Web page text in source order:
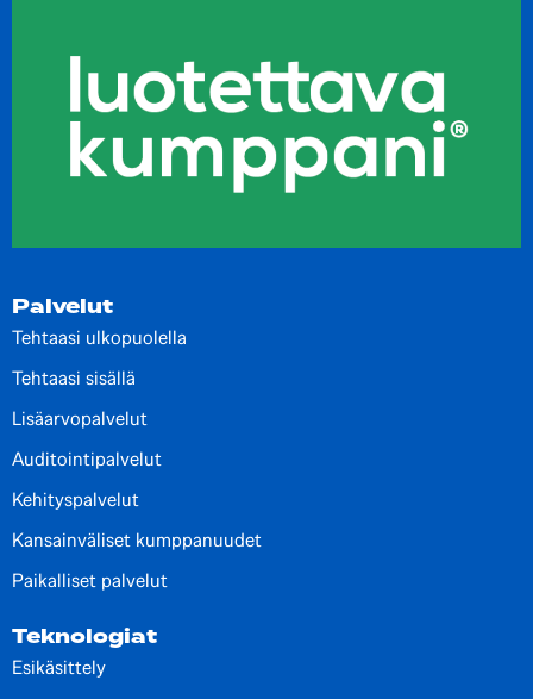
Palvelut
Tehtaasi ulkopuolella
Tehtaasi sisällä
Lisäarvopalvelut
Auditointipalvelut
Kehityspalvelut
Kansainväliset kumppanuudet
Paikalliset palvelut
Teknologiat
Esikäsittely